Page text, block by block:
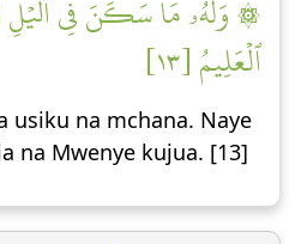
۞ وَلَهُۥ مَا سَكَنَ فِي ٱلَّيۡلِ
ٱلۡعَلِيمُ [١٣]
usiku na mchana. Naye
na Mwenye kujua. [13]